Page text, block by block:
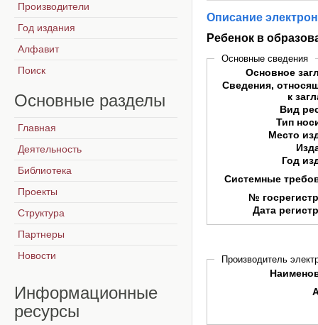
Описание
Ребенок в
Основные сведения
Основное
Сведения,
к
Вид
Тип
Место
Год
Системные
№
Дата
Производитель
Производители
Год издания
Алфавит
Поиск
Основные разделы
Главная
Деятельность
Библиотека
Проекты
Структура
Партнеры
Новости
Информационные
ресурсы